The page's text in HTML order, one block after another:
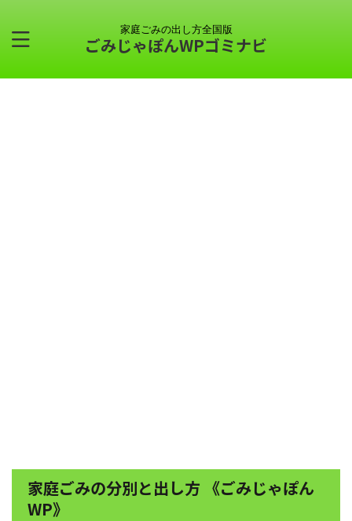
家庭ごみの出し方全国版
ごみじゃぽんWPゴミナビ
家庭ごみの分別と出し方 《ごみじゃぽん
WP》